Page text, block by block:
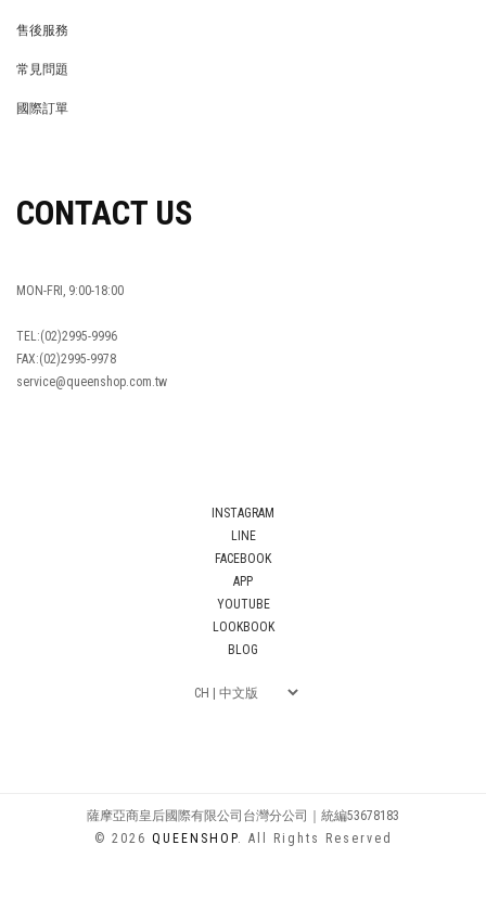
售後服務
常見問題
國際訂單
CONTACT US
MON-FRI, 9:00-18:00
TEL:(02)2995-9996
FAX:(02)2995-9978
service@queenshop.com.tw
INSTAGRAM
LINE
FACEBOOK
APP
YOUTUBE
LOOKBOOK
BLOG
薩摩亞商皇后國際有限公司台灣分公司｜統編53678183
© 2026 QUEENSHOP. All Rights Reserved